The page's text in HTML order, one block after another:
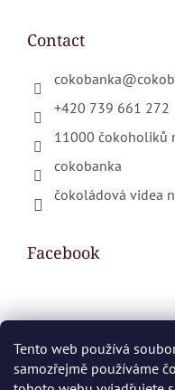
Tento web používá
samozřejmě používáme
Contact
cokobanka@
+420 739 661 272
11000 čokoholiků
cokobanka
čokoládová videa
Facebook
Shopping cart
0 PCS /€0